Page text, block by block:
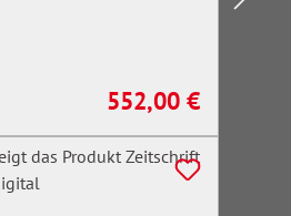
Regulärer Preis:
552,00 €